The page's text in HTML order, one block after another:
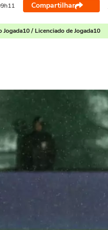
Compartilhar
Jogada10 / Licenciado de Jogada10